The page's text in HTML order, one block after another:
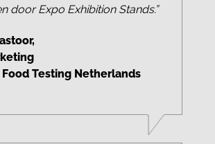
door Expo Exhibition Stands.”
Testing Netherlands